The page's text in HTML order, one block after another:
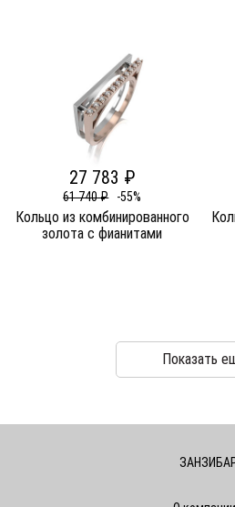
27 783 ₽
61 740 ₽ -55%
Кольцо из комбинированного
золота c фианитами
Показать